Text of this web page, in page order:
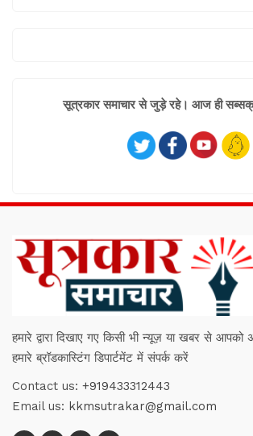
सूत्रकार समाचार से जुड़े रहे। आज ही
हमारे द्वारा दिखाए गए किसी भी न्यूज़ या खबर से आपको
हमारे ब्रॉडकास्टिंग डिपार्टमेंट में संपर्क करें
Contact us: +919433312443
Email us: kkmsutrakar@gmail.com